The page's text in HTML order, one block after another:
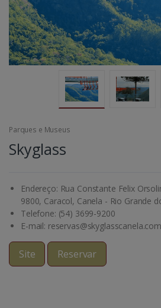
Parques e Museus
Skyglass
Endereço: Rua Constante Felix
9800, Caracol, Canela - Rio Grande
Telefone: (54) 3699-9200
E-mail:
Site Reservar